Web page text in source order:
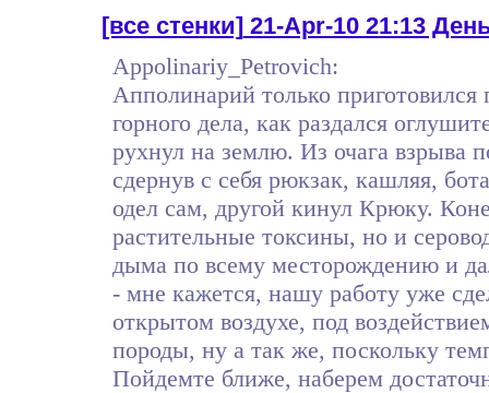
[все стенки]21-Apr-10 21:13
Appolinariy_Petrovich:
Апполинарий только
горного дела, как раздался
рухнул на землю. Из очага взрыва
сдернув с себя рюкзак, кашляя,
одел сам, другой кинул Крюку.
растительные токсины, но и
дыма по всему месторождению и
- мне кажется, нашу работу уже
открытом воздухе, под
породы, ну а так же, поскольку
Пойдемте ближе, наберем